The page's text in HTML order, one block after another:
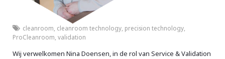
cleanroom cleanroom technology precision technology
ProCleanroom validation
Wij verwelkomen Nina Doensen, in de rol van Service & Validation